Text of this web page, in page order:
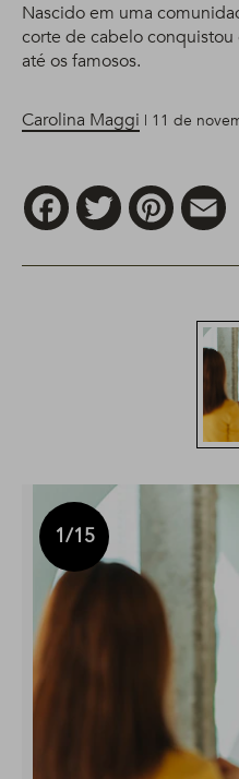
Nascido em uma
corte de cabelo
até os famosos.
Carolina Maggi | 11 de
FacebookTwitter Pinterest
1/15